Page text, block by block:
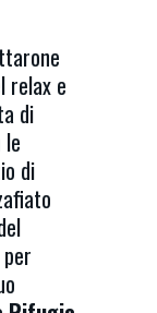
relax e
di
di